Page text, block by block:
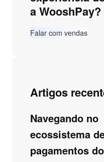
a WooshPay?
Falar com vendas
Artigos
Navegando no
ecossistema
pagamentos